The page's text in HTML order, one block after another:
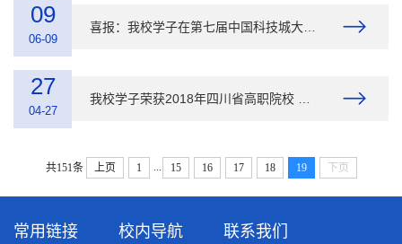
09
06-09
27
04-27
共151条 上页 1 15 16 17 18 19 下页
常用链接 校内导航 联系我们